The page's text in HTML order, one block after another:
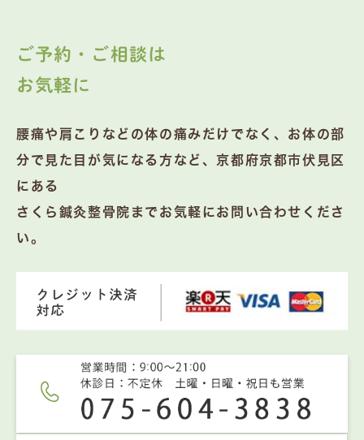
ご予約・ご相談は
お気軽に
腰痛や肩こりなどの体の痛みだけでなく、お体の部
分で見た目が気になる方など、京都府京都市伏見区
にある
さくら鍼灸整骨院までお気軽にお問い合わせくださ
い。